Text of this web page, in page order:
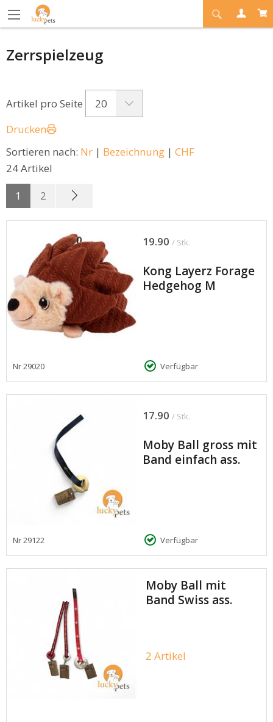
Zerrspielzeug
Artikel pro Seite
20
Drucken
Sortieren nach: Nr | Bezeichnung | CHF
24 Artikel
1
2
19.90 / Stk.
Kong Layerz Forage
Hedgehog M
Nr29020 Verfügbar
17.90 / Stk.
Moby Ball gross mit
Band einfach ass.
Nr29122 Verfügbar
Moby Ball mit
Band Swiss ass.
2 Artikel